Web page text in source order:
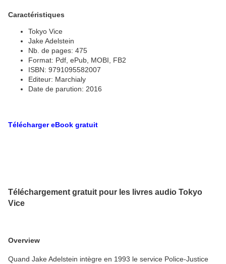
Caractéristiques
Tokyo Vice
Jake Adelstein
Nb. de pages: 475
Format: Pdf, ePub, MOBI, FB2
ISBN: 9791095582007
Editeur: Marchialy
Date de parution: 2016
Télécharger eBook gratuit
Téléchargement gratuit pour les livres audio Tokyo
Vice
Overview
Quand Jake Adelstein intègre en 1993 le service Police-Justice